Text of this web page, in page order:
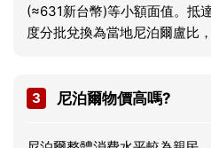
(≈631新台幣)等小額面值。抵
度分批兌換為當地尼泊爾盧比
3 尼泊爾物價高嗎?